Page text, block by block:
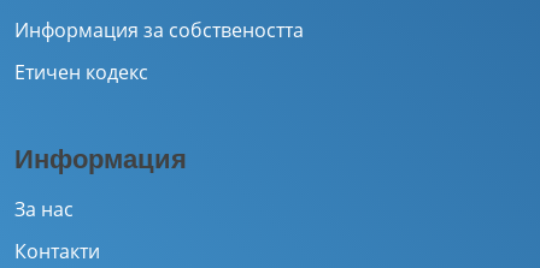
Информация за собствеността
Етичен кодекс
Информация
За нас
Контакти